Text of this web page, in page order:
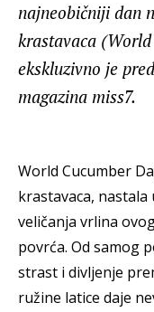
najneobičniji dan
krastavaca
ekskluzivno je
magazina miss7.
World Cucumber
krastavaca, nastala
veličanja vrlina
povrća. Od samog
strast i divljenje
ružine latice daje